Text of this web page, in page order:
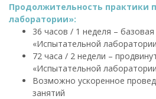
Продолжительность практики
лаборатории»:
36 часов / 1 неделя –
«Испытательной
72 часа / 2 недели –
«Испытательной
Возможно ускоренное
занятий